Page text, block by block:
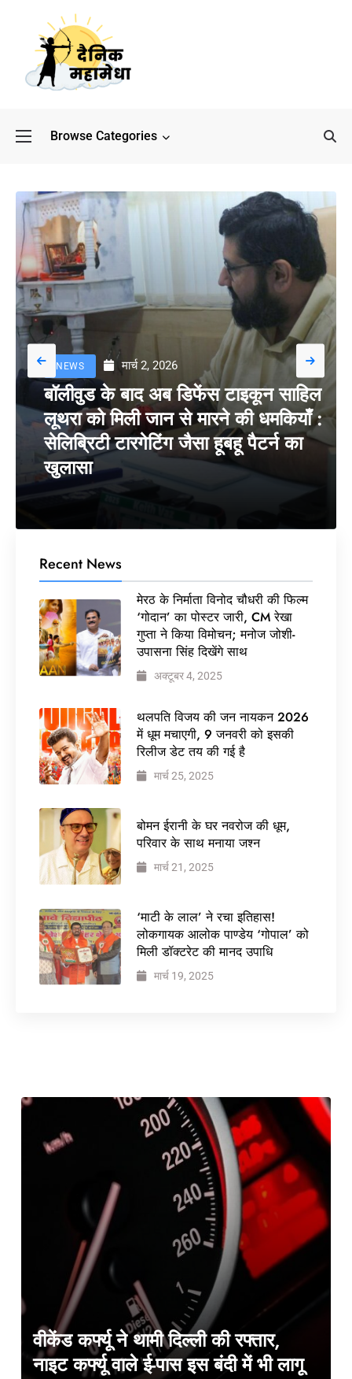
Browse Categories
NEWS मार्च 2, 2026
बॉलीवुड के बाद अब डिफेंस टाइकून साहिल
लूथरा को मिली जान से मारने की धमकियाँ :
सेलिब्रिटी टारगेटिंग जैसा हूबहू पैटर्न का
खुलासा
Recent News
मेरठ के निर्माता विनोद चौधरी की फिल्म
‘गोदान’ का पोस्टर जारी, CM रेखा
गुप्ता ने किया विमोचन; मनोज जोशी-
उपासना सिंह दिखेंगे साथ
अक्टूबर 4, 2025
थलपति विजय की जन नायकन 2026
में धूम मचाएगी, 9 जनवरी को इसकी
रिलीज डेट तय की गई है
मार्च 25, 2025
बोमन ईरानी के घर नवरोज की धूम,
परिवार के साथ मनाया जश्न
मार्च 21, 2025
‘माटी के लाल’ ने रचा इतिहास!
लोकगायक आलोक पाण्डेय ‘गोपाल’ को
मिली डॉक्टरेट की मानद उपाधि
मार्च 19, 2025
वीकेंड कर्फ्यू ने थामी दिल्ली की रफ्तार,
नाइट कर्फ्यू वाले ई-पास इस बंदी में भी लागू